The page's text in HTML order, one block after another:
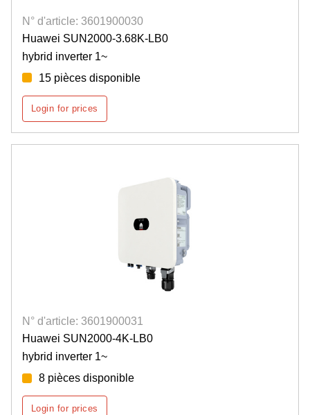
N° d'article: 3601900030
Huawei SUN2000-3.68K-LB0
hybrid inverter 1~
15 pièces disponible
Login for prices
N° d'article: 3601900031
Huawei SUN2000-4K-LB0
hybrid inverter 1~
8 pièces disponible
Login for prices